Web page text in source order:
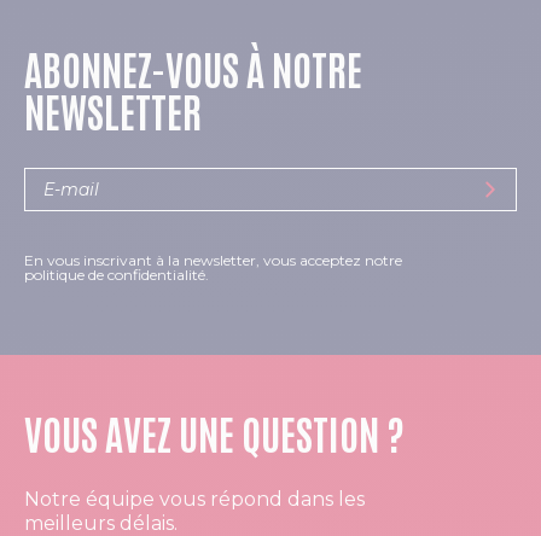
ABONNEZ-VOUS À NOTRE
NEWSLETTER
En vous inscrivant à la newsletter, vous acceptez notre
politique de confidentialité.
VOUS AVEZ UNE QUESTION ?
Notre équipe vous répond dans les
meilleurs délais.